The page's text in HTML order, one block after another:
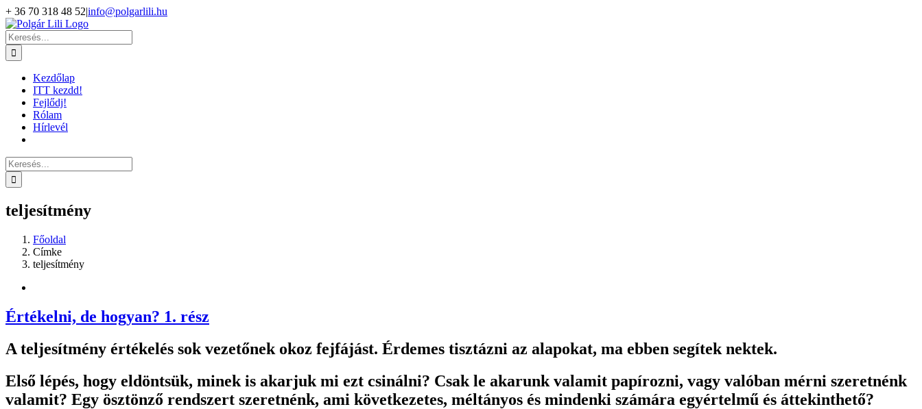
Kihagyás
+ 36 70 318 48 52|info@polgarlili.hu
Keresés...
Kezdőlap
ITT kezdd!
Fejlődj!
Rólam
Hírlevél
Keresés...
teljesítmény
Főoldal
Címke
teljesítmény
Értékelni, de hogyan? 1. rész
A teljesítmény értékelés sok vezetőnek okoz fejfájást. Érdemes tisztázni az alapokat, ma ebben segítek nektek.
Első lépés, hogy eldöntsük, minek is akarjuk mi ezt csinálni? Csak le akarunk valamit papírozni, vagy valóban mérni szeretnénk
valamit? Egy ösztönző rendszert szeretnénk, ami következetes, méltányos és mindenki számára egyértelmű és áttekinthető?